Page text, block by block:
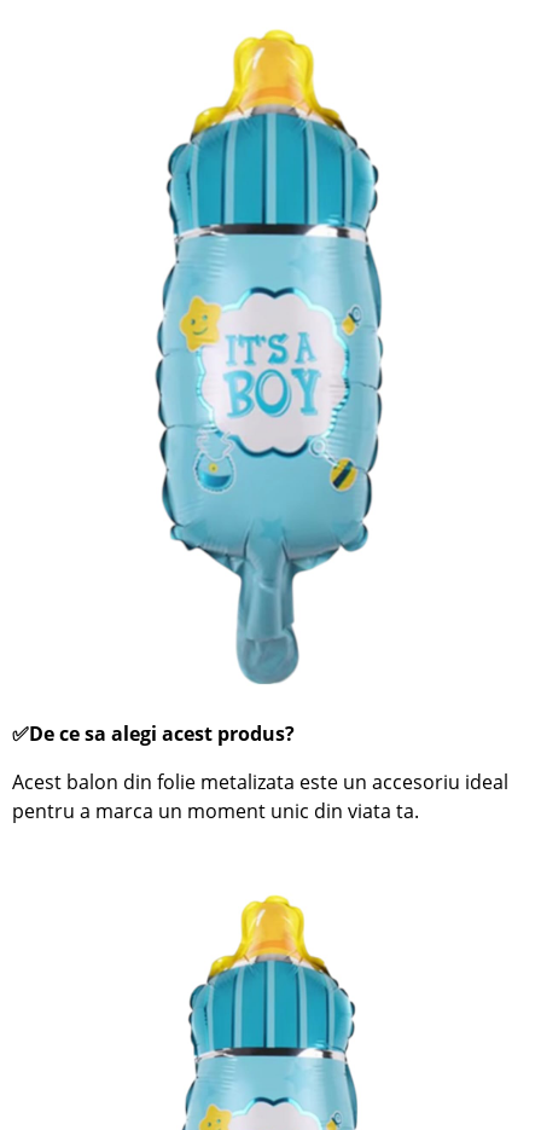
✅De ce sa alegi acest produs?
Acest balon din folie metalizata este un accesoriu ideal
pentru a marca un moment unic din viata ta.